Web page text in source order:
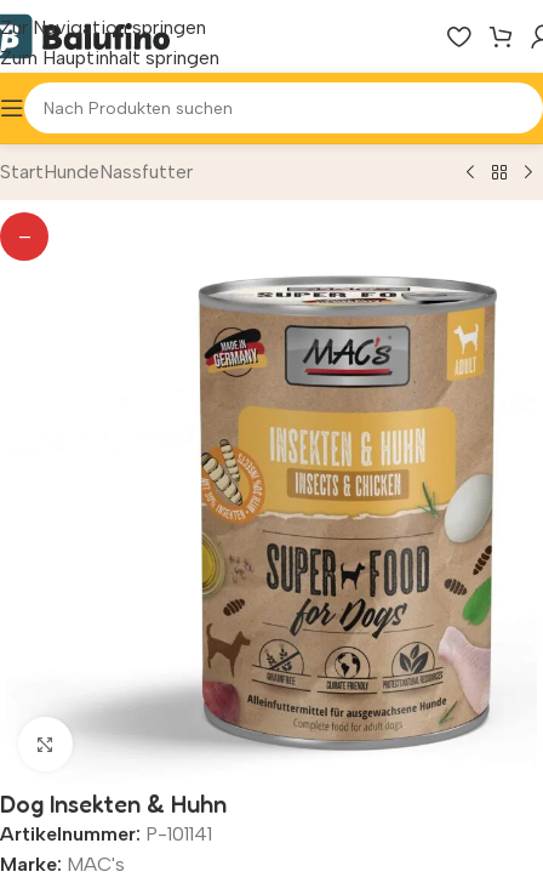
Zur Navigation springen
Zum Hauptinhalt springen
StartHundeNassfutter
—
Zum Vergrößern klicken
Dog Insekten & Huhn
Artikelnummer: P-101141
Marke: MAC's